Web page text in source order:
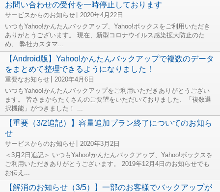
お問い合わせの受付を一時停止しております
サービスからのお知らせ
2020年4月22日
いつもYahoo!かんたんバックアップ、Yahoo!ボックスをご利用いただき
ありがとうございます。 現在、新型コロナウイルス感染拡大防止のた
め、 弊社カスタマ...
【Android版】Yahoo!かんたんバックアップで複数のデータ
をまとめて整理できるようになりました！
重要なお知らせ
2020年4月6日
いつもYahoo!かんたんバックアップをご利用いただきありがとうござい
ます。 皆さまからたくさんのご要望をいただいておりました、「複数選
択機能」がつきました！ ...
【重要（3/2追記）】容量追加プラン終了についてのお知ら
せ
サービスからのお知らせ
2020年3月2日
＜3月2日追記＞ いつもYahoo!かんたんバックアップ、Yahoo!ボックスを
ご利用いただきありがとうございます。 2019年12月4日のお知らせでも
お伝え...
【解消のお知らせ（3/5）】一部のお客様でバックアップが